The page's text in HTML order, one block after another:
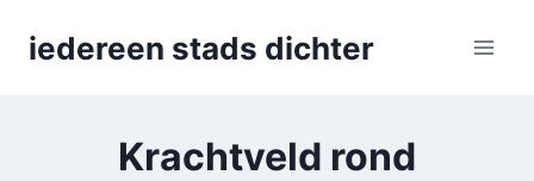
iedereen stads dichter
Krachtveld rond